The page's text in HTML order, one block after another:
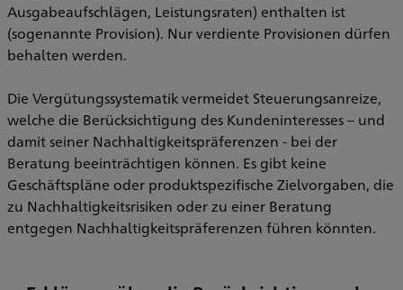
Ausgabeaufschlägen, Leistungsraten) enthalten ist
(sogenannte Provision). Nur verdiente Provisionen dürfen
behalten werden.
Die Vergütungssystematik vermeidet Steuerungsanreize,
welche die Berücksichtigung des Kundeninteresses – und
damit seiner Nachhaltigkeitspräferenzen - bei der
Beratung beeinträchtigen können. Es gibt keine
Geschäftspläne oder produktspezifische Zielvorgaben, die
zu Nachhaltigkeitsrisiken oder zu einer Beratung
entgegen Nachhaltigkeitspräferenzen führen könnten.